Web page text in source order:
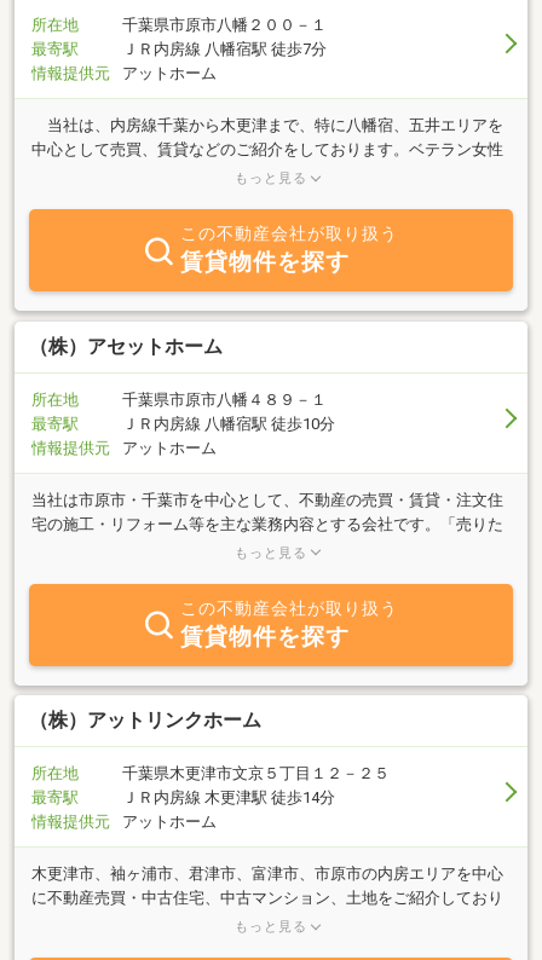
所在地
千葉県市原市八幡２００－１
最寄駅
ＪＲ内房線 八幡宿駅 徒歩7分
情報提供元
アットホーム
当社は、内房線千葉から木更津まで、特に八幡宿、五井エリアを
中心として売買、賃貸などのご紹介をしております。ベテラン女性
スタッフがしっかりアシストします。帝京平成大学生の住まいのご
探しが得意です。「この地域でこんな物件をどうしても探したい」
そんなこだわりをお持ちの方は、ぜひご相談ください。あなたの住
まい探しをしっかりアシストします。一度取引いただいたお客様と
はずっとおつき合いさせていただきます。不動産に関することなら
何でもご相談ください。
もっと見る
この不動産会社が取り扱う
賃貸物件を探す
（株）アセットホーム
所在地
千葉県市原市八幡４８９－１
最寄駅
ＪＲ内房線 八幡宿駅 徒歩10分
情報提供元
アットホーム
当社は市原市・千葉市を中心として、不動産の売買・賃貸・注文住
宅の施工・リフォーム等を主な業務内容とする会社です。「売りた
い」「買いたい」「貸したい」「借りたい」「家を建てたい」「リ
フがスピーディーで親切な対応を心掛けております。みなさまのご
来店・ご相談、お待ちしております。
もっと見る
この不動産会社が取り扱う
賃貸物件を探す
（株）アットリンクホーム
所在地
千葉県木更津市文京５丁目１２－２５
最寄駅
ＪＲ内房線 木更津駅 徒歩14分
情報提供元
アットホーム
木更津市、袖ヶ浦市、君津市、富津市、市原市の内房エリアを中心
に不動産売買・中古住宅、中古マンション、土地をご紹介しており
ます。親切・丁寧、スピーディーな対応を心掛け 「あなたと住まい
もっと見る